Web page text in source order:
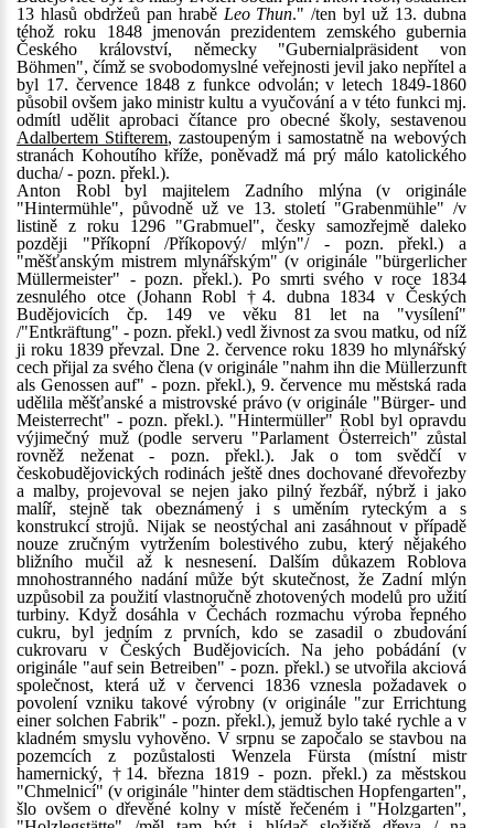
13 hlasů obdržeů pan hrabě Leo Thun." /ten byl už 13. dubna
téhož roku 1848 jmenován prezidentem zemského gubernia
Českého království, německy "Gubernialpräsident von
Böhmen", čímž se svobodomyslné veřejnosti jevil jako nepřítel a
byl 17. července 1848 z funkce odvolán; v letech 1849-1860
působil ovšem jako ministr kultu a vyučování a v této funkci mj.
odmítl udělit aprobaci čítance pro obecné školy, sestavenou
Adalbertem Stifterem, zastoupeným i samostatně na webových
stranách Kohoutího kříže, poněvadž má prý málo katolického
ducha/ - pozn. překl.).
Anton Robl byl majitelem Zadního mlýna (v originále
"Hintermühle", původně už ve 13. století "Grabenmühle" /v
listině z roku 1296 "Grabmuel", česky samozřejmě daleko
později "Příkopní /Příkopový/ mlýn"/ - pozn. překl.) a
"měšťanským mistrem mlynářským" (v originále "bürgerlicher
Müllermeister" - pozn. překl.). Po smrti svého v roce 1834
zesnulého otce (Johann Robl †4. dubna 1834 v Českých
Budějovicích čp. 149 ve věku 81 let na "vysílení"
/"Entkräftung" - pozn. překl.) vedl živnost za svou matku, od níž
ji roku 1839 převzal. Dne 2. července roku 1839 ho mlynářský
cech přijal za svého člena (v originále "nahm ihn die Müllerzunft
als Genossen auf" - pozn. překl.), 9. července mu městská rada
udělila měšťanské a mistrovské právo (v originále "Bürger- und
Meisterrecht" - pozn. překl.). "Hintermüller" Robl byl opravdu
výjimečný muž (podle serveru "Parlament Österreich" zůstal
rovněž neženat - pozn. překl.). Jak o tom svědčí v
českobudějovických rodinách ještě dnes dochované dřevořezby
a malby, projevoval se nejen jako pilný řezbář, nýbrž i jako
malíř, stejně tak obeznámený i s uměním ryteckým a s
konstrukcí strojů. Nijak se neostýchal ani zasáhnout v případě
nouze zručným vytržením bolestivého zubu, který nějakého
bližního mučil až k nesnesení. Dalším důkazem Roblova
mnohostranného nadání může být skutečnost, že Zadní mlýn
uzpůsobil za použití vlastnoručně zhotovených modelů pro užití
turbiny. Když dosáhla v Čechách rozmachu výroba řepného
cukru, byl jedním z prvních, kdo se zasadil o zbudování
cukrovaru v Českých Budějovicích. Na jeho pobádání (v
originále "auf sein Betreiben" - pozn. překl.) se utvořila akciová
společnost, která už v červenci 1836 vznesla požadavek o
povolení vzniku takové výrobny (v originále "zur Errichtung
einer solchen Fabrik" - pozn. překl.), jemuž bylo také rychle a v
kladném smyslu vyhověno. V srpnu se započalo se stavbou na
pozemcích z pozůstalosti Wenzela Fürsta (místní mistr
hamernický, †14. března 1819 - pozn. překl.) za městskou
"Chmelnicí" (v originále "hinter dem städtischen Hopfengarten",
šlo ovšem o dřevěné kolny v místě řečeném i "Holzgarten",